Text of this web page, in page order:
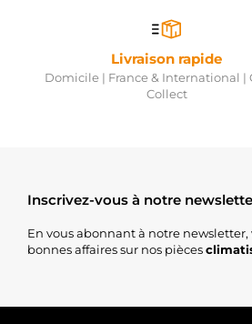
Livraison rapide
Domicile | France & International |
Collect
Inscrivez-vous à notre
En vous abonnant à notre
bonnes affaires sur nos pièces